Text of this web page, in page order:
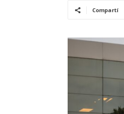
Compartí